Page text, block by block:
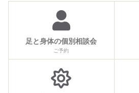
足と身体の個別相談会
ご予約